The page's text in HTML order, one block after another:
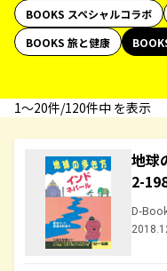
BOOKS スペシャルコラボ
BOOKS 旅と健康
1〜20件/120件中 を表示
地球
2-
D-